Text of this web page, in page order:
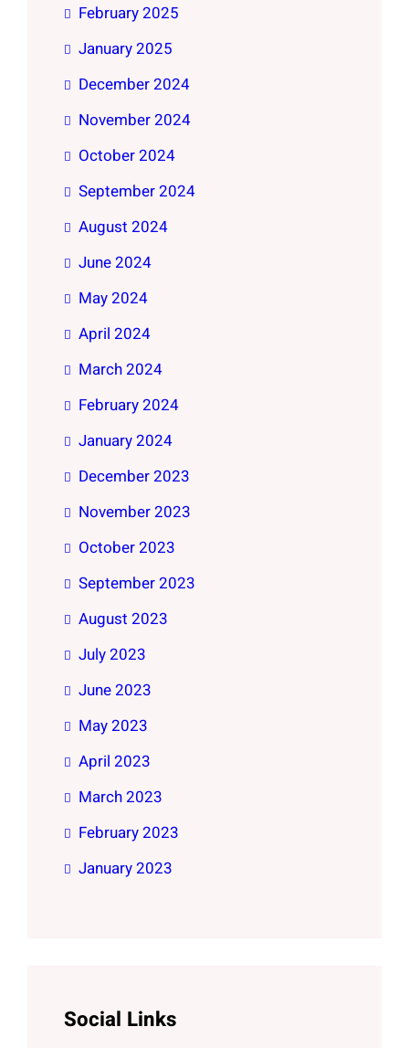
February 2025
January 2025
December 2024
November 2024
October 2024
September 2024
August 2024
June 2024
May 2024
April 2024
March 2024
February 2024
January 2024
December 2023
November 2023
October 2023
September 2023
August 2023
July 2023
June 2023
May 2023
April 2023
March 2023
February 2023
January 2023
Social Links